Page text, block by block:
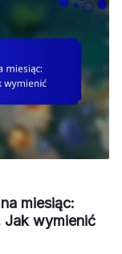
miesiąc:
wymienić